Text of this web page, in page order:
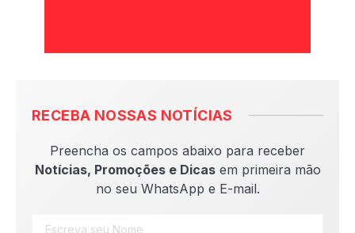
RECEBA NOSSAS NOTÍCIAS
Preencha os campos abaixo para receber
Notícias, Promoções e Dicasem primeira mão
no seu WhatsApp e E-mail.